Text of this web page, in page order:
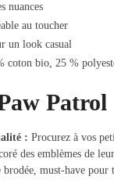
nuances
au toucher
un look casual
coton bio, 25 %
Patrol
: Procurez à vos
des emblèmes de
brodée, must-have pour